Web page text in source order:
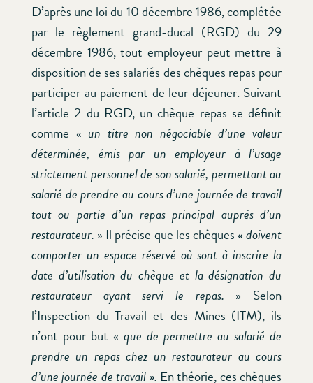
D’après une loi du 10 décembre 1986, complétée
par le règlement grand-ducal (RGD) du 29
décembre 1986, tout employeur peut mettre à
disposition de ses salariés des chèques repas pour
participer au paiement de leur déjeuner. Suivant
l’article 2 du RGD, un chèque repas se définit
comme « un titre non négociable d’une valeur
déterminée, émis par un employeur à l’usage
strictement personnel de son salarié, permettant au
salarié de prendre au cours d’une journée de travail
tout ou partie d’un repas principal auprès d’un
restaurateur. » Il précise que les chèques «doivent
comporter un espace réservé où sont à inscrire la
date d’utilisation du chèque et la désignation du
restaurateur ayant servi le repas. » Selon
l’Inspection du Travail et des Mines (ITM), ils
n’ont pour but « que de permettre au salarié de
prendre un repas chez un restaurateur au cours
d’une journée de travail ». En théorie, ces chèques